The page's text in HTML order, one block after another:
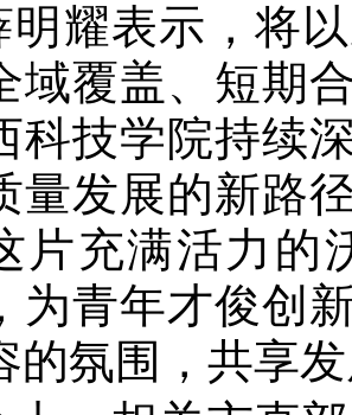
明耀表示，将
域覆盖、短期
科技学院持续
量发展的新路
片充满活力的
为青年才俊创
的氛围，共享